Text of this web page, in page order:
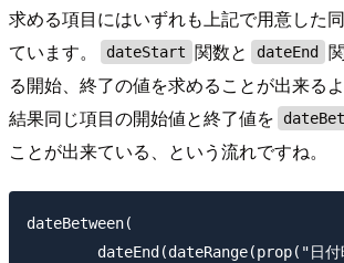
求める項目にはいずれも上記で用意した
ています。
dateStart 関数と dateEnd
る開始、終了の値を求めることが出来る
結果同じ項目の開始値と終了値を
ことが出来ている、という流れですね。
dateBetween(